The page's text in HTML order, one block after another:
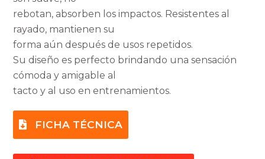
rebotan, absorben los impactos. Resistentes al
rayado, mantienen su
forma aún después de usos repetidos.
Su diseño es perfecto brindando una sensación
cómoda y amigable al
tacto y al uso en entrenamientos.
FICHA TÉCNICA